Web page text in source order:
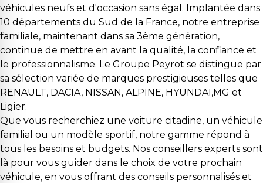
véhicules neufs et d'occasion sans égal. Implantée dans
10 départements du Sud de la France, notre entreprise
familiale, maintenant dans sa 3ème génération,
continue de mettre en avant la qualité, la confiance et
le professionnalisme. Le Groupe Peyrot se distingue par
sa sélection variée de marques prestigieuses telles que
RENAULT, DACIA, NISSAN, ALPINE, HYUNDAI,MG et
Ligier.
Que vous recherchiez une voiture citadine, un véhicule
familial ou un modèle sportif, notre gamme répond à
tous les besoins et budgets. Nos conseillers experts sont
là pour vous guider dans le choix de votre prochain
véhicule, en vous offrant des conseils personnalisés et